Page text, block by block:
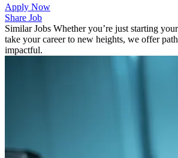
Apply Now
Share Job
Similar Jobs Whether you’re just starting
take your career to new heights, we offer
impactful.